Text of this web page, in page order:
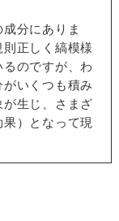
分にありま
正しく縞模様
のですが、わ
いくつも積み
生じ、さまざ
）となって現